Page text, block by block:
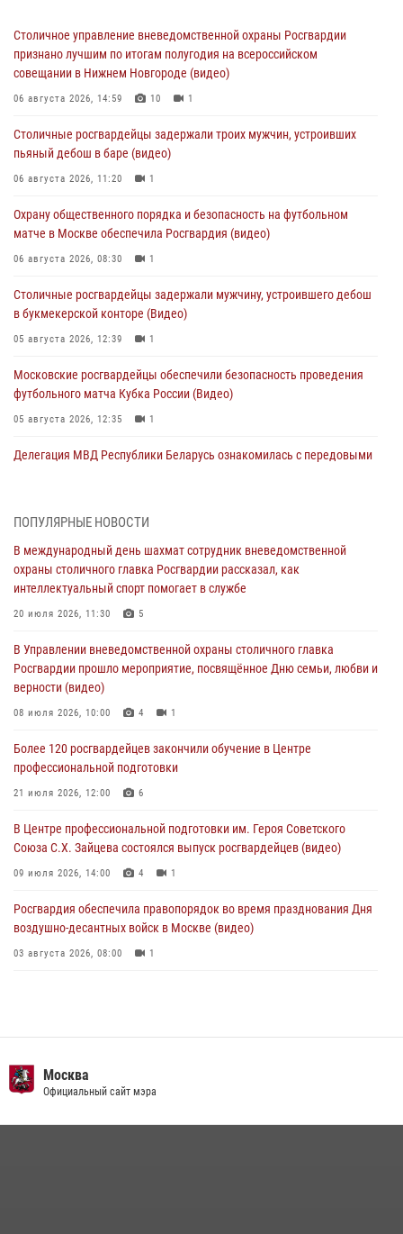
Столичное управление вневедомственной охраны Росгвардии
признано лучшим по итогам полугодия на всероссийском
совещании в Нижнем Новгороде (видео)
06 августа 2026, 14:59 10 1
Столичные росгвардейцы задержали троих мужчин, устроивших
пьяный дебош в баре (видео)
06 августа 2026, 11:20 1
Охрану общественного порядка и безопасность на футбольном
матче в Москве обеспечила Росгвардия (видео)
06 августа 2026, 08:30 1
Столичные росгвардейцы задержали мужчину, устроившего дебош
в букмекерской конторе (Видео)
05 августа 2026, 12:39 1
Московские росгвардейцы обеспечили безопасность проведения
футбольного матча Кубка России (Видео)
05 августа 2026, 12:35 1
Делегация МВД Республики Беларусь ознакомилась с передовыми
боевому самбо. (видео)
04 августа 2026, 14:00
Офицер Росгвардии стал гостем прямого эфира на «Радио Москвы»
04 августа 2026, 12:28
В Москве росгвардейцы задержали подозреваемого в нападении
на охранника торгового центра (видео)
В Главном управлении Росгвардии по городу Москве подвели итоги
работы подразделений за прошедший месяц
ПОПУЛЯРНЫЕ НОВОСТИ
В международный день шахмат сотрудник вневедомственной
охраны столичного главка Росгвардии рассказал, как
интеллектуальный спорт помогает в службе
20 июля 2026, 11:30 5
В Управлении вневедомственной охраны столичного главка
Росгвардии прошло мероприятие, посвящённое Дню семьи, любви и
верности (видео)
08 июля 2026, 10:00 4 1
Более 120 росгвардейцев закончили обучение в Центре
профессиональной подготовки
21 июля 2026, 12:00 6
В Центре профессиональной подготовки им. Героя Советского
Союза С.Х. Зайцева состоялся выпуск росгвардейцев (видео)
09 июля 2026, 14:00 4 1
Росгвардия обеспечила правопорядок во время празднования Дня
воздушно-десантных войск в Москве (видео)
03 августа 2026, 08:00 1
Безопасность футбольного матча в Москве обеспечена при
содействии Росгвардии (видео)
Москва
Официальный сайт мэра